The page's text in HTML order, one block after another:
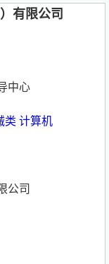
有限公司
中心
类 计算机
公司